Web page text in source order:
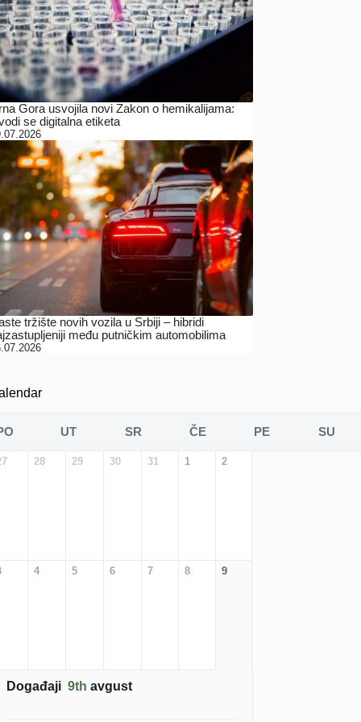
Gora usvojila novi Zakon o hemikalijama:
se digitalna etiketa
tržište novih vozila u Srbiji – hibridi
među putničkim automobilima
UT SR ČE PE SU
28 29 30 31 1 2
4 5 6 7 8 9
Događaji 9th avgust